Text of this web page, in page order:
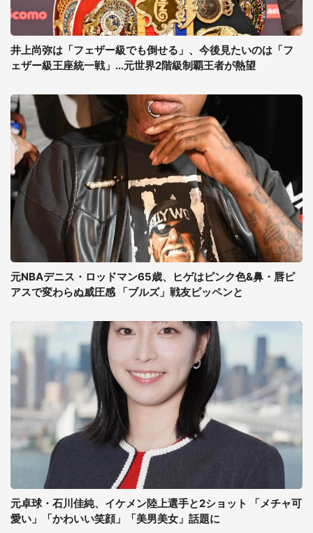
井上尚弥は「フェザー級でも倒せる」、今後見たいのは「フ
ェザー級王座統一戦」...元世界2階級制覇王者が熱望
元NBAデニス・ロッドマン65歳、ヒゲはピンク色&鼻・唇ピ
アスで変わらぬ威圧感 「ブルズ」戦友ピッペンと
元卓球・石川佳純、イケメン陸上選手と2ショット 「メチャ可
愛い」「かわいい笑顔」「美男美女」話題に